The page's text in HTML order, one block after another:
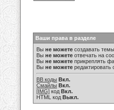
Ваши права в разделе
Вы не можете создавать темы
Вы не можете отвечать на
Вы не можете прикреплять
Вы не можете редактировать
BB коды Вкл.
Смайлы Вкл.
[IMG] код Вкл.
HTML код Выкл.